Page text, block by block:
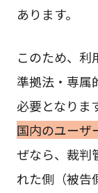
あります。
このため、利
準拠法・専属
必要となりま
国内のユーザ
ぜなら、裁判
れた側（被告